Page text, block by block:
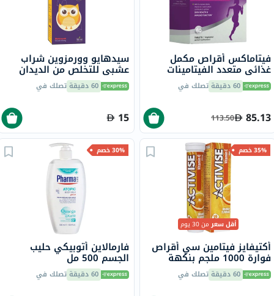
فيتاماكس أقراص مكمل
غذائي متعدد الفيتامينات
للنساء، مرة واحدة يوميًا،
حزمة من 60
60 دقيقة تصلك في
85.13
113.50
سيدهايو وورمزوين شراب
عشبي للتخلص من الديدان
بنكهة الفاكهة للأطفال 150
مل 60 دقيقة تصلك في
15
35% خصم
أقل سعرمن 30 يوم
أكتيفايز فيتامين سي أقراص
فوارة 1000 ملجم بنكهة
البرتقال حزمة من 20
60 دقيقة تصلك في
30% خصم
فارمالاين أتوبيكي حليب
الجسم 500 مل
60 دقيقة تصلك في